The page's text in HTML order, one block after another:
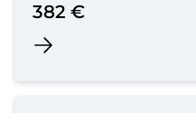
382 €